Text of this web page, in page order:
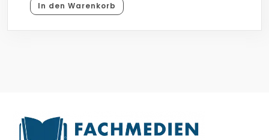
In den Warenkorb